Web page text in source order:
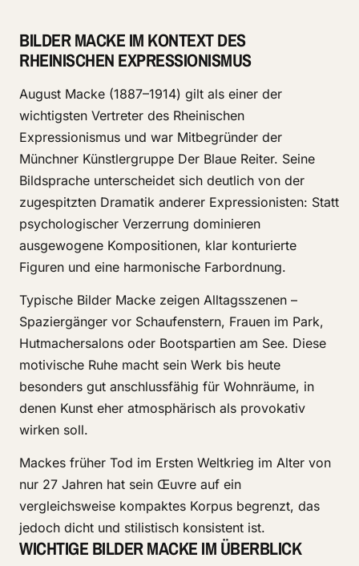
BILDER MACKE IM KONTEXT DES
RHEINISCHEN EXPRESSIONISMUS
August Macke (1887–1914) gilt als einer der
wichtigsten Vertreter des Rheinischen
Expressionismus und war Mitbegründer der
Münchner Künstlergruppe Der Blaue Reiter. Seine
Bildsprache unterscheidet sich deutlich von der
zugespitzten Dramatik anderer Expressionisten: Statt
psychologischer Verzerrung dominieren
ausgewogene Kompositionen, klar konturierte
Figuren und eine harmonische Farbordnung.
Typische Bilder Macke zeigen Alltagsszenen –
Spaziergänger vor Schaufenstern, Frauen im Park,
Hutmachersalons oder Bootspartien am See. Diese
motivische Ruhe macht sein Werk bis heute
besonders gut anschlussfähig für Wohnräume, in
denen Kunst eher atmosphärisch als provokativ
wirken soll.
Mackes früher Tod im Ersten Weltkrieg im Alter von
nur 27 Jahren hat sein Œuvre auf ein
vergleichsweise kompaktes Korpus begrenzt, das
jedoch dicht und stilistisch konsistent ist.
WICHTIGE BILDER MACKE IM ÜBERBLICK